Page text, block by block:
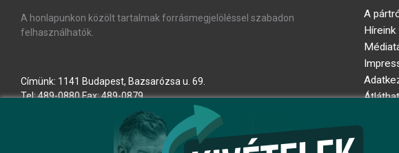
A honlapunkon közölt tartalmak forrásmegjelöléssel szabadon
felhasználhatók.
Címünk: 1141 Budapest, Bazsarózsa u. 69.
Tel: 489-0880 Fax: 489-0879
hu(kdnp[at]kdnp[dot]hu)
A
Híreink